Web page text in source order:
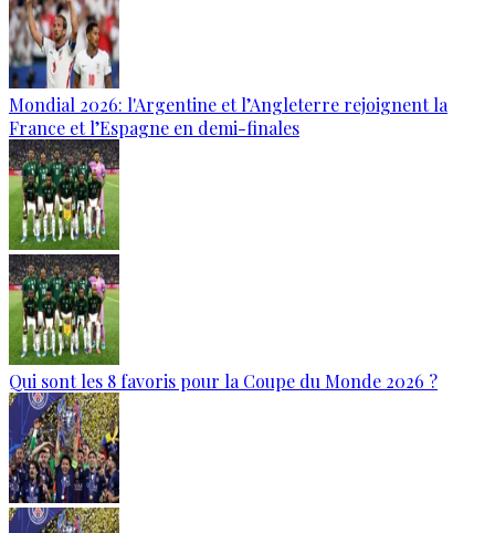
Mondial 2026: l'Argentine et l’Angleterre rejoignent la
France et l’Espagne en demi-finales
Qui sont les 8 favoris pour la Coupe du Monde 2026 ?